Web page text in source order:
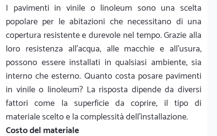
I pavimenti in vinile o linoleum sono una scelta
popolare per le abitazioni che necessitano di una
copertura resistente e durevole nel tempo. Grazie alla
loro resistenza all'acqua, alle macchie e all'usura,
possono essere installati in qualsiasi ambiente, sia
interno che esterno. Quanto costa posare pavimenti
in vinile o linoleum? La risposta dipende da diversi
fattori come la superficie da coprire, il tipo di
materiale scelto e la complessità dell'installazione.
Costo del materiale